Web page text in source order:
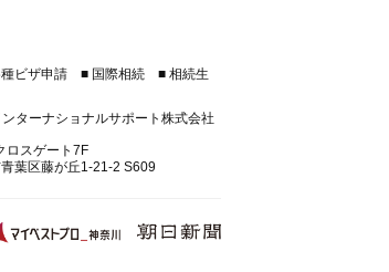
ビザ申請 ■ 国際相続 ■ 相続生
ターナショナルサポート株式会社
スゲート7F
葉区藤が丘1-21-2 S609